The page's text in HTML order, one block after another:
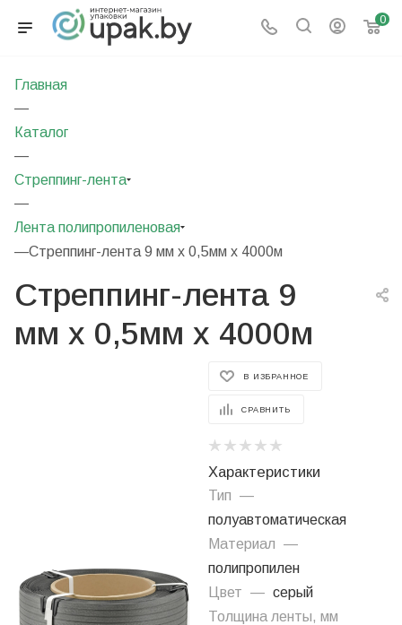
0
Главная
—
Каталог
—
Стреппинг-лента
—
Лента полипропиленовая
—Стреппинг-лента 9 мм х 0,5мм х 4000м
Стреппинг-лента 9
мм х 0,5мм х 4000м
В ИЗБРАННОЕ
СРАВНИТЬ
Характеристики
Тип
—
полуавтоматическая
Материал
—
полипропилен
Цвет
— серый
Толщина ленты, мм